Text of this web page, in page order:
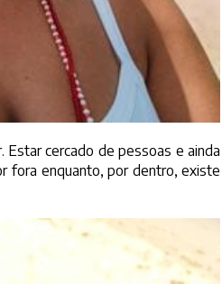
cercado de pessoas e ainda
fora enquanto, por dentro, existe